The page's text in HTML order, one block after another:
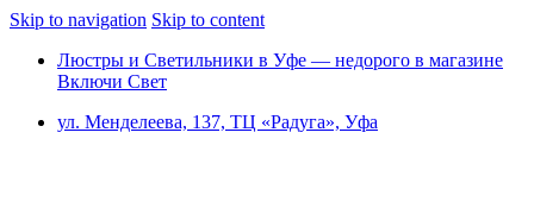
Skip to navigation Skip to content
Люстры и Светильники в Уфе — недорого в магазине
Включи Свет
ул. Менделеева, 137, ТЦ «Радуга», Уфа